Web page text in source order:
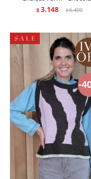
$ 3.148 $6.400